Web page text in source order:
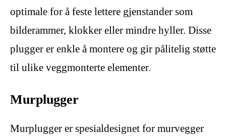
optimale for å feste lettere gjenstander som
bilderammer, klokker eller mindre hyller. Disse
plugger er enkle å montere og gir pålitelig støtte
til ulike veggmonterte elementer.
Murplugger
Murplugger er spesialdesignet for murvegger